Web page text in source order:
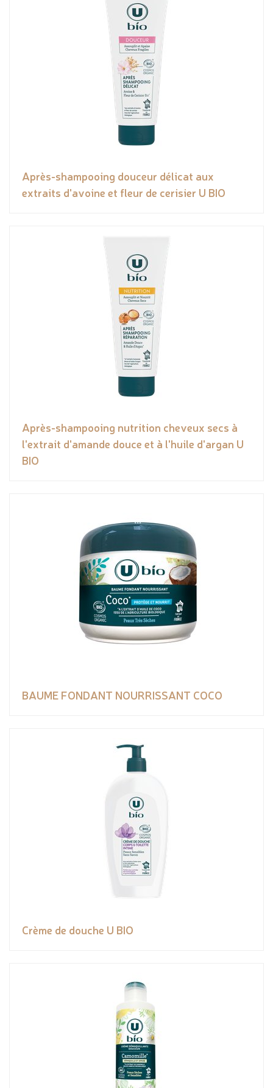
Après-shampooing douceur délicat aux
extraits d'avoine et fleur de cerisier U BIO
Après-shampooing nutrition cheveux secs à
l'extrait d'amande douce et à l'huile d'argan U
BIO
BAUME FONDANT NOURRISSANT COCO
Crème de douche U BIO